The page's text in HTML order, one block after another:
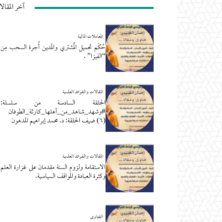
آخر
المعاملات المالية
حُكْم تحميل المُشتري والمَدين أُجرة السحب مِن
“الفيزا” .
المقالات والفوائد العلمية
الحلقة السادسة من سلسلة:
#وشهد_شاهد_من_أهلها_كارثة_الطوفان
(٦) ضيف الحلقة: د. محمد إبراهيم المدهون
المقالات والفوائد العلمية
الاستقامة ولزوم السنة مقدمان على غزارة العلم
وكثرة العبادة والمواقف السياسية.
الفتاوى